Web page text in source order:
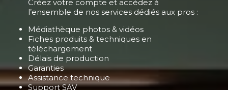
Créez votre compte et accédez à
l’ensemble de nos services dédiés aux pros :
Médiathèque photos & vidéos
Fiches produits & techniques en
téléchargement
Délais de production
Garanties
Assistance technique
Support SAV